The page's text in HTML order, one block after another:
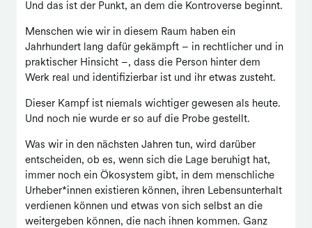
Und das ist der Punkt, an dem die Kontroverse beginnt.
Menschen wie wir in diesem Raum haben ein
Jahrhundert lang dafür gekämpft – in rechtlicher und in
praktischer Hinsicht –, dass die Person hinter dem
Werk real und identifizierbar ist und ihr etwas zusteht.
Dieser Kampf ist niemals wichtiger gewesen als heute.
Und noch nie wurde er so auf die Probe gestellt.
Was wir in den nächsten Jahren tun, wird darüber
entscheiden, ob es, wenn sich die Lage beruhigt hat,
immer noch ein Ökosystem gibt, in dem menschliche
Urheber*innen existieren können, ihren Lebensunterhalt
verdienen können und etwas von sich selbst an die
weitergeben können, die nach ihnen kommen. Ganz